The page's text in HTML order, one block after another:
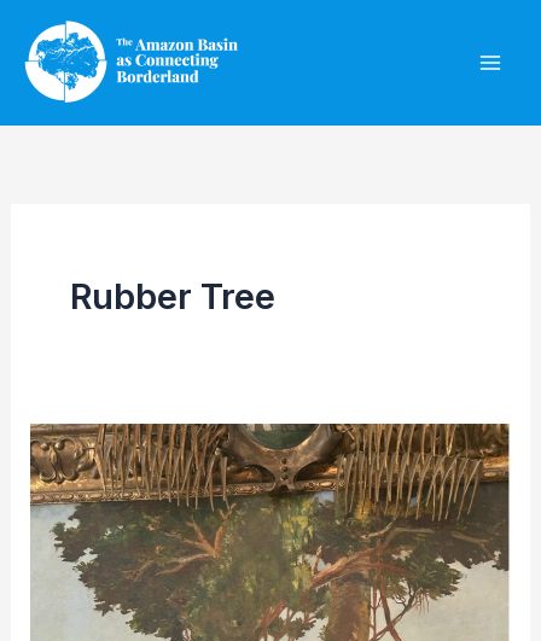
contenido
Rubber Tree